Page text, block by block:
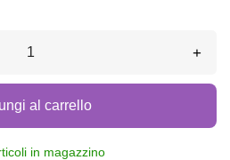
+
al carrello
in magazzino